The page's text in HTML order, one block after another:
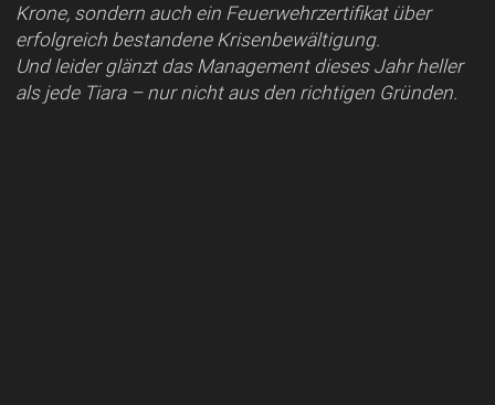
Krone, sondern auch ein Feuerwehrzertifikat über
erfolgreich bestandene Krisenbewältigung.
Und leider glänzt das Management dieses Jahr heller
als jede Tiara – nur nicht aus den richtigen Gründen.